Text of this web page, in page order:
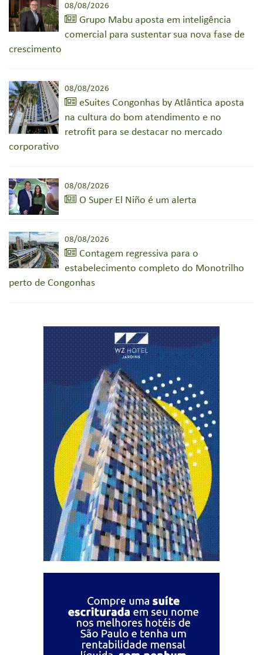
08/08/2026
Grupo Mabu aposta em inteligência
comercial para sustentar sua nova fase de
crescimento
08/08/2026
eSuites Congonhas by Atlântica aposta
na cultura do bom atendimento e no
retrofit para se destacar no mercado
corporativo
08/08/2026
O Super El Niño é um alerta
08/08/2026
Contagem regressiva para o
estabelecimento completo do Monotrilho
perto de Congonhas